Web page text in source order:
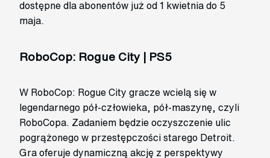
dostępne dla abonentów już od 1 kwietnia do 5
maja.
RoboCop: Rogue City | PS5
W RoboCop: Rogue City gracze wcielą się w
legendarnego pół-człowieka, pół-maszynę, czyli
RoboCopa. Zadaniem będzie oczyszczenie ulic
pogrążonego w przestępczości starego Detroit.
Gra oferuje dynamiczną akcję z perspektywy